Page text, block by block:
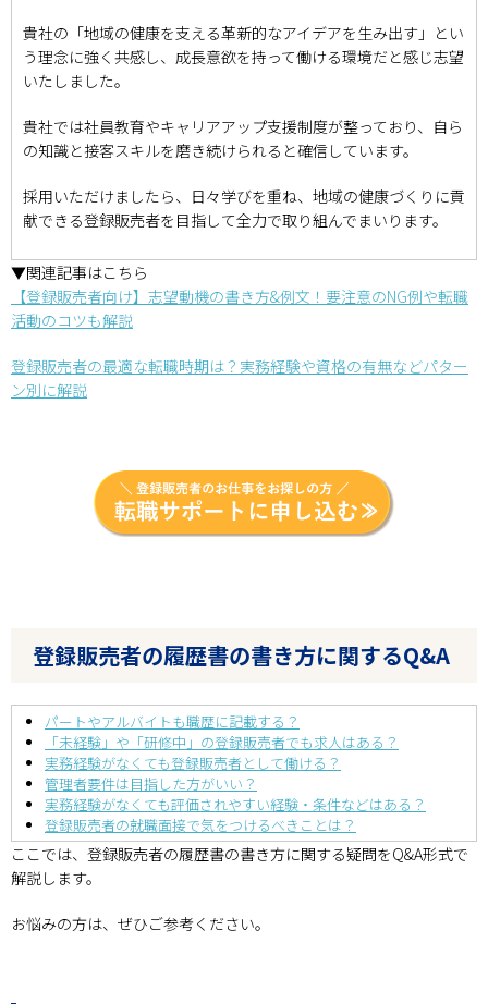
貴社の「地域の健康を支える革新的なアイデアを生み出す」とい
う理念に強く共感し、成長意欲を持って働ける環境だと感じ志望
いたしました。
貴社では社員教育やキャリアアップ支援制度が整っており、自ら
の知識と接客スキルを磨き続けられると確信しています。
採用いただけましたら、日々学びを重ね、地域の健康づくりに貢
献できる登録販売者を目指して全力で取り組んでまいります。
▼関連記事はこちら
【登録販売者向け】志望動機の書き方&例文！要注意のNG例や転職
活動のコツも解説
登録販売者の最適な転職時期は？実務経験や資格の有無などパター
ン別に解説
登録販売者の履歴書の書き方に関するQ&A
パートやアルバイトも職歴に記載する？
「未経験」や「研修中」の登録販売者でも求人はある？
実務経験がなくても登録販売者として働ける？
管理者要件は目指した方がいい？
実務経験がなくても評価されやすい経験・条件などはある？
登録販売者の就職面接で気をつけるべきことは？
ここでは、登録販売者の履歴書の書き方に関する疑問をQ&A形式で
解説します。
お悩みの方は、ぜひご参考ください。